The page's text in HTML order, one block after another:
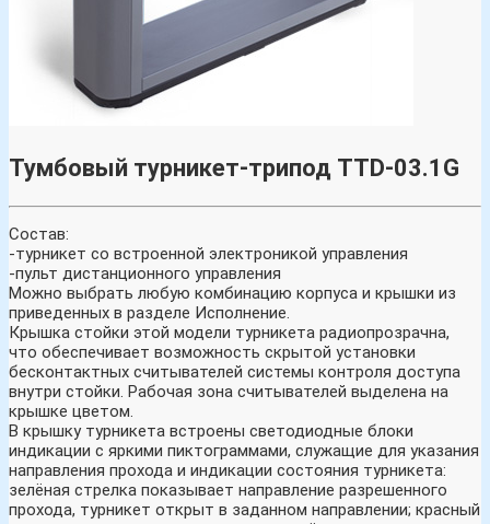
Тумбовый турникет-трипод TTD-03.1G
Состав:
-турникет со встроенной электроникой управления
-пульт дистанционного управления
Можно выбрать любую комбинацию корпуса и крышки из
приведенных в разделе Исполнение.
Крышка стойки этой модели турникета радиопрозрачна,
что обеспечивает возможность скрытой установки
бесконтактных считывателей системы контроля доступа
внутри стойки. Рабочая зона считывателей выделена на
крышке цветом.
В крышку турникета встроены светодиодные блоки
индикации с яркими пиктограммами, служащие для указания
направления прохода и индикации состояния турникета:
зелёная стрелка показывает направление разрешенного
прохода, турникет открыт в заданном направлении; красный